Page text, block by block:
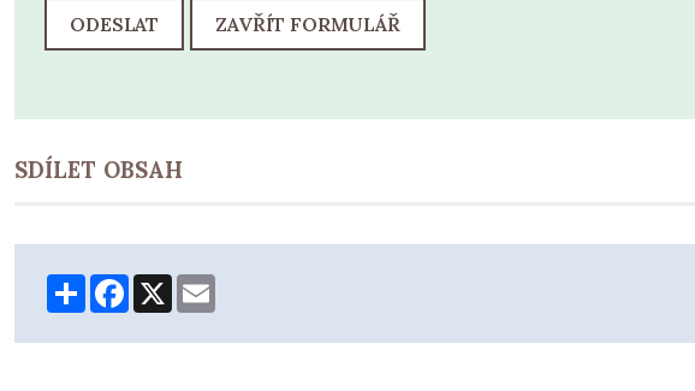
ODESLAT ZAVŘÍT FORMULÁŘ
SDÍLET OBSAH
ShareFacebook
X